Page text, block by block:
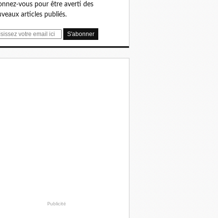
vous pour être averti des
articles publiés.
Publicité